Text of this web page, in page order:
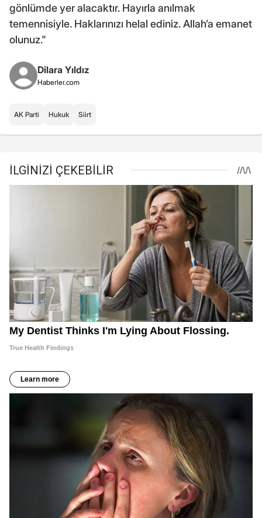
gönlümde yer alacaktır. Hayırla anılmak
temennisiyle. Haklarınızı helal ediniz. Allah’a emanet
olunuz."
Dilara Yıldız
Haberler.com
AK Parti Hukuk Siirt